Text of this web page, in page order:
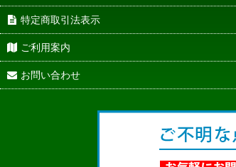
特定商取引法表示
ご利用案内
お問い合わせ